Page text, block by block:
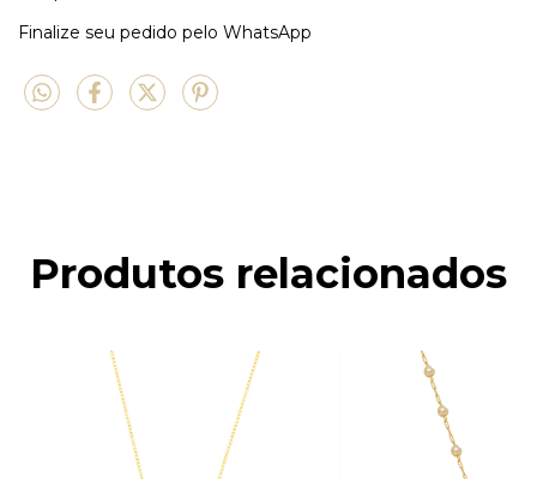
Finalize seu pedido pelo WhatsApp
Produtos relacionados